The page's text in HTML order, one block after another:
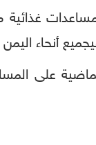
غذائية
جميع أنحاء اليمن
على